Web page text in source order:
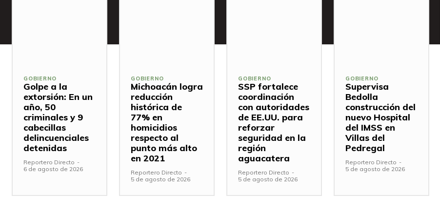
GOBIERNO
Golpe a la
extorsión: En un
año, 50
criminales y 9
cabecillas
delincuenciales
detenidas
Reportero Directo -
6 de agosto de 2026
GOBIERNO
Michoacán logra
reducción
histórica de
77% en
homicidios
respecto al
punto más alto
en 2021
Reportero Directo -
5 de agosto de 2026
GOBIERNO
SSP fortalece
coordinación
con autoridades
de EE.UU. para
reforzar
seguridad en la
región
aguacatera
Reportero Directo -
5 de agosto de 2026
GOBIERNO
Supervisa
Bedolla
construcción del
nuevo Hospital
del IMSS en
Villas del
Pedregal
Reportero Directo -
5 de agosto de 2026